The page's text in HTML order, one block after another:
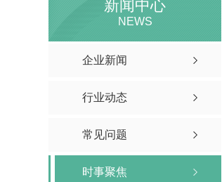
新闻中心
NEWS
企业新闻
行业动态
常见问题
时事聚焦